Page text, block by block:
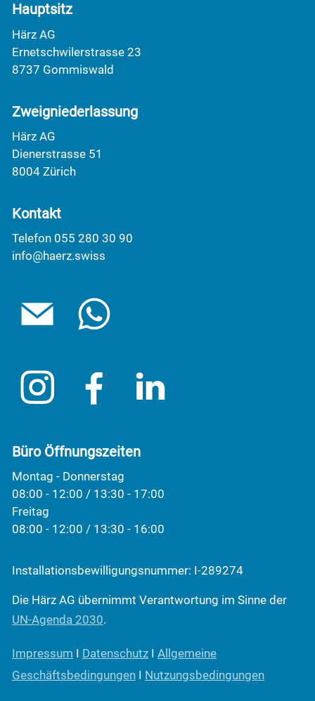
Hauptsitz
Härz AG
Ernetschwilerstrasse 23
8737 Gommiswald
Zweigniederlassung
Härz AG
Dienerstrasse 51
8004 Zürich
Kontakt
Telefon 055 280 30 90
info@haerz.swiss
Büro Öffnungszeiten
Montag - Donnerstag
08:00 - 12:00 / 13:30 - 17:00
Freitag
08:00 - 12:00 / 13:30 - 16:00
Installationsbewilligungsnummer: I-289274
Die Härz AG übernimmt Verantwortung im Sinne der
UN-Agenda 2030.
Impressum I Datenschutz I Allgemeine
Geschäftsbedingungen I Nutzungsbedingungen